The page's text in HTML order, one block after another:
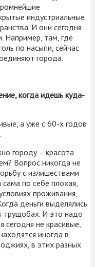
индустриальные
И они сегодня
Например, там, где
по насыпи, сейчас
города.
когда идешь куда-
а уже с 60-х годов
городу – красота
Вопрос никогда не
с излишествами
по себе плохая,
проживания,
деньги выделялись
трущобах. И это надо
не красивые,
иногда в
в этих разных